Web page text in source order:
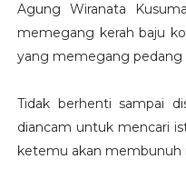
Agung Wiranata
memegang kerah baju
yang memegang pedang
Tidak berhenti sampai
diancam untuk mencari
ketemu akan